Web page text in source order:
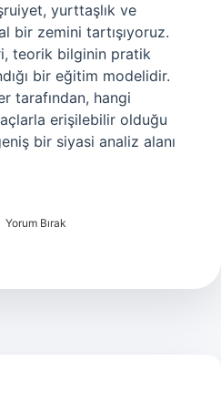
yurttaşlık ve
bir zemini tartışıyoruz.
teorik bilginin pratik
bir eğitim modelidir.
tarafından, hangi
erişilebilir olduğu
bir siyasi analiz alanı
Yorum Bırak